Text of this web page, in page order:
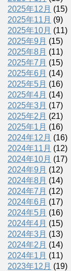
2025年12月 (15)
2025年11月 (9)
2025年10月 (11)
2025年9月 (15)
2025年8月 (11)
2025年7月 (15)
2025年6月 (14)
2025年5月 (16)
2025年4月 (14)
2025年3月 (17)
2025年2月 (21)
2025年1月 (16)
2024年12月 (16)
2024年11月 (12)
2024年10月 (17)
2024年9月 (12)
2024年8月 (14)
2024年7月 (12)
2024年6月 (17)
2024年5月 (16)
2024年4月 (15)
2024年3月 (13)
2024年2月 (14)
2024年1月 (11)
2023年12月 (19)